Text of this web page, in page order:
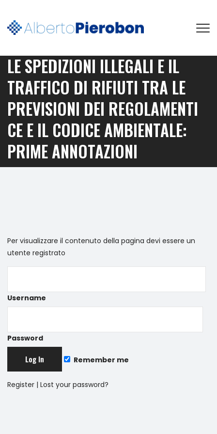
LE SPEDIZIONI ILLEGALI E IL
TRAFFICO DI RIFIUTI TRA LE
PREVISIONI DEI REGOLAMENTI
CE E IL CODICE AMBIENTALE:
PRIME ANNOTAZIONI
Per visualizzare il contenuto della pagina devi essere un
utente registrato
Username
Password
Remember me
Register | Lost your password?